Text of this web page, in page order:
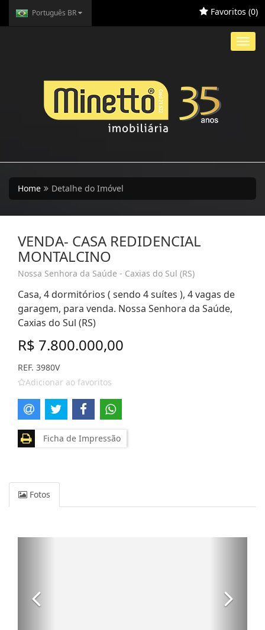
Português BR Favoritos (0)
Home Detalhe do Imóvel
VENDA- CASA REDIDENCIAL
MONTALCINO
Nossa Senhora da Saúde - Caxias do Sul (RS)
Casa, 4 dormitórios ( sendo 4 suítes ), 4 vagas de
garagem, para venda. Nossa Senhora da Saúde,
Caxias do Sul (RS)
R$ 7.800.000,00
REF. 3980V
Adicionar ao favoritos
Ficha de Impressão
Fotos